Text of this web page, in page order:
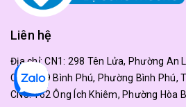
Liên hệ
Địa chỉ:CN1: 298 Tên Lửa, Phường An
CN2: 179 Bình Phú, Phường Bình Phú,
CN3: 162 Ông Ích Khiêm, Phường Hòa